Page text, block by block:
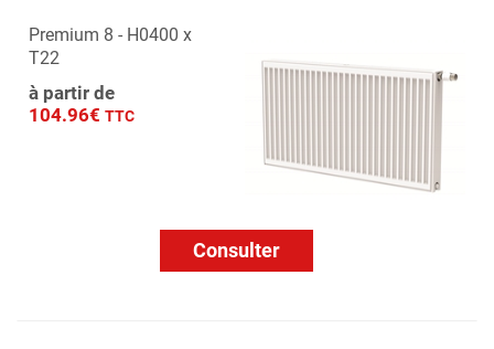
Premium 8 - H0400 x
T22
à partir de
104.96€ TTC
Consulter